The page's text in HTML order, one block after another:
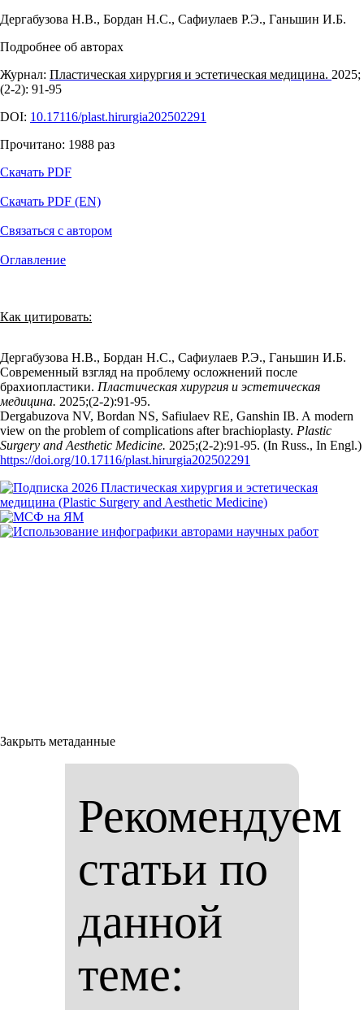
Дергабузова Н.В., Бордан Н.С., Сафиулаев Р.Э., Ганьшин И.Б.
Подробнее об авторах
Журнал: Пластическая хирургия и эстетическая медицина. 2025;
(2‑2): 91‑95
DOI: 10.17116/plast.hirurgia202502291
Прочитано: 1988 раз
Скачать PDF
Скачать PDF (EN)
Связаться с автором
Оглавление
Как цитировать:
Дергабузова Н.В., Бордан Н.С., Сафиулаев Р.Э., Ганьшин И.Б.
Современный взгляд на проблему осложнений после
брахиопластики. Пластическая хирургия и эстетическая
медицина. 2025;(2‑2):91‑95.
Dergabuzova NV, Bordan NS, Safiulaev RE, Ganshin IB. A modern
view on the problem of complications after brachioplasty. Plastic
Surgery and Aesthetic Medicine. 2025;(2‑2):91‑95. (In Russ., In Engl.)
https://doi.org/10.17116/plast.hirurgia202502291
Закрыть метаданные
Рекомендуем
статьи по
данной
теме: